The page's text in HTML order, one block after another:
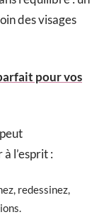
des visages
pour vos
l’esprit :
redessinez,